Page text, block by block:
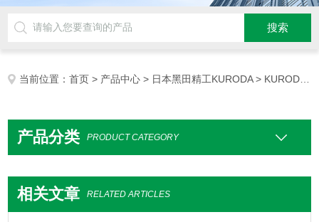
当前位置：首页 > 产品中心 > 日本黑田精工KURODA> KURODA床
产品分类 PRODUCT CATEGORY
相关文章 RELATED ARTICLES